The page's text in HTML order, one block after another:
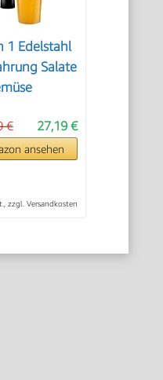
1 Edelstahl
Salate
27,19 €
€
ansehen
zzgl. Versandkosten